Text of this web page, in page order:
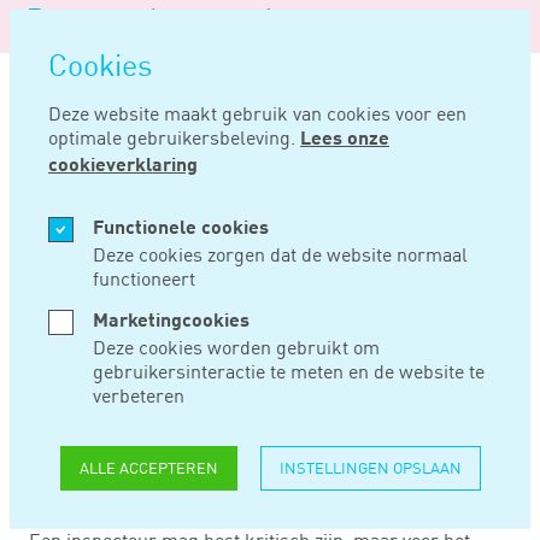
overslaan
Cookies
Deze website maakt gebruik van cookies voor een
optimale gebruikersbeleving. Lees onze
cookieverklaring
Functionele cookies
Deze cookies zorgen dat de website normaal
functioneert
Marketingcookies
Deze cookies worden gebruikt om
gebruikersinteractie te meten en de website te
verbeteren
ALLE ACCEPTEREN INSTELLINGEN OPSLAAN
Logo
Noord
Negentig
Home Nieuws
SEP 01, 2021
BELASTINGDIENST
MAG OOK WEER
NIET TE KRITISCH
ZIJN